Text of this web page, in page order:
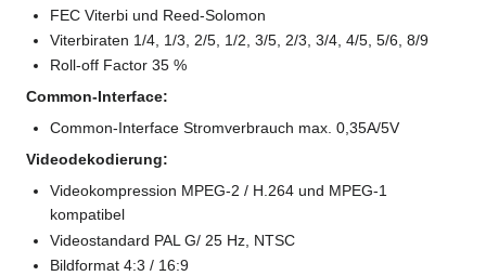
FEC Viterbi und Reed-Solomon
Viterbiraten 1/4, 1/3, 2/5, 1/2, 3/5, 2/3, 3/4, 4/5, 5/6, 8/9
Roll-off Factor 35 %
Common-Interface:
Common-Interface Stromverbrauch max. 0,35A/5V
Videodekodierung:
Videokompression MPEG-2 / H.264 und MPEG-1
kompatibel
Videostandard PAL G/ 25 Hz, NTSC
Bildformat 4:3 / 16:9